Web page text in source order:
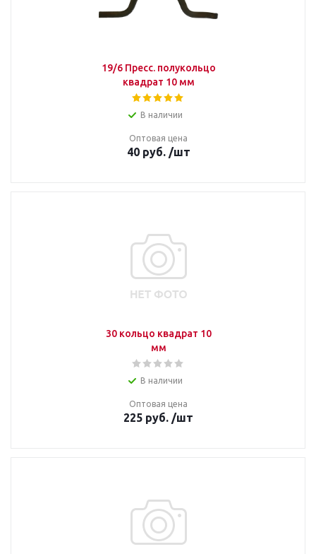
19/6 Пресс. полукольцо
квадрат 10 мм
В наличии
Оптовая цена
40руб. /шт
30 кольцо квадрат 10
мм
В наличии
Оптовая цена
225 руб. /шт